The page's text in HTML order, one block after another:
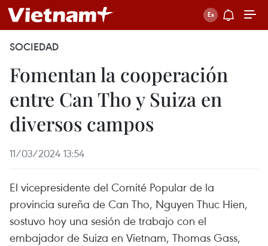
SOCIEDAD
Fomentan la cooperación
entre Can Tho y Suiza en
diversos campos
11/03/2024 13:54
El vicepresidente del Comité Popular de la
provincia sureña de Can Tho, Nguyen Thuc Hien,
sostuvo hoy una sesión de trabajo con el
embajador de Suiza en Vietnam, Thomas Gass,